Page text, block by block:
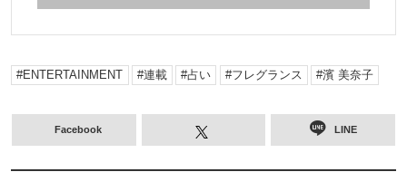
ENTERTAINMENT 連載 占い フレグランス 濱 美奈子
Facebook LINE